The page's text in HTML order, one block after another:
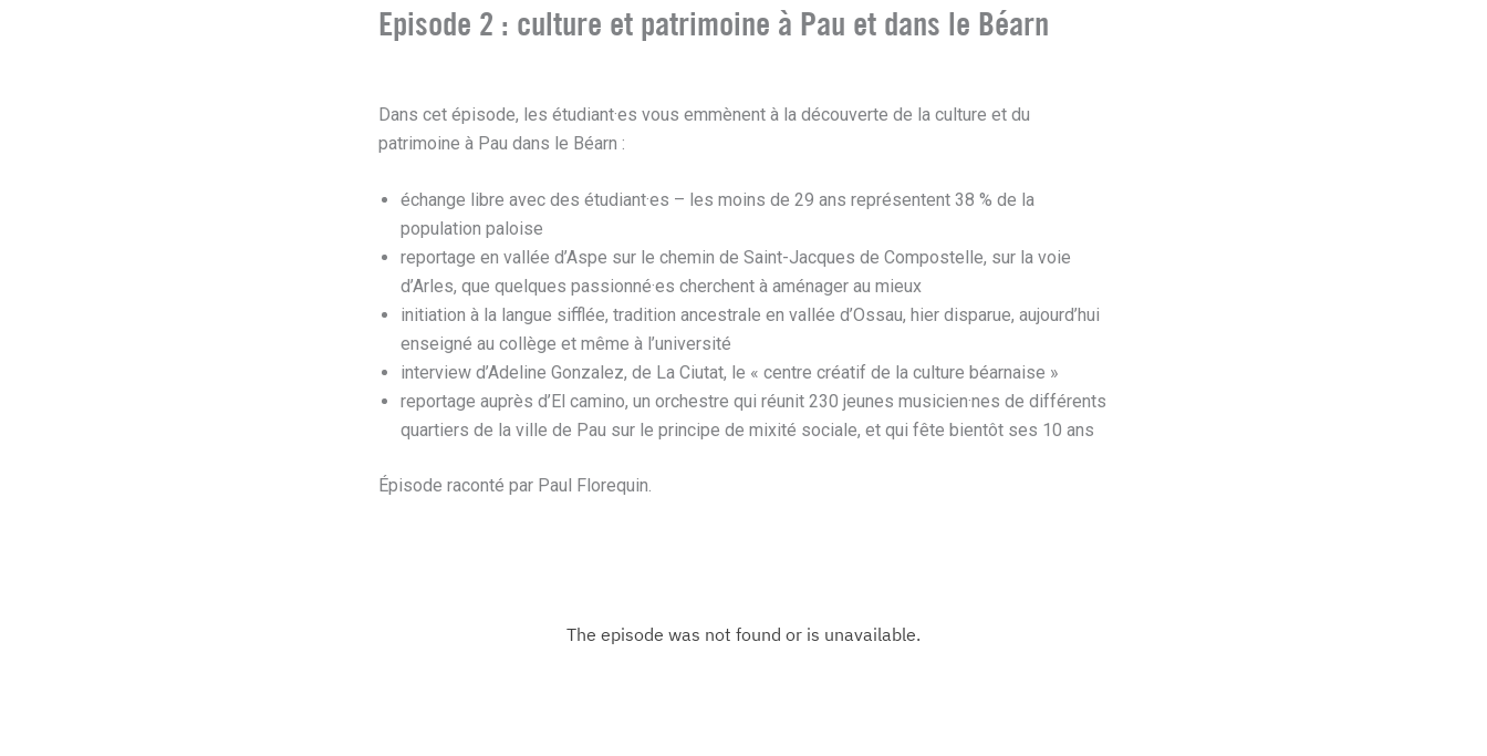
Episode 2 : culture et patrimoine à Pau et dans le Béarn
Dans cet épisode, les étudiant·es vous emmènent à la découverte de la culture et du
patrimoine à Pau dans le Béarn :
échange libre avec des étudiant·es – les moins de 29 ans représentent 38 % de la
population paloise
reportage en vallée d’Aspe sur le chemin de Saint-Jacques de Compostelle, sur la voie
d’Arles, que quelques passionné·es cherchent à aménager au mieux
initiation à la langue sifflée, tradition ancestrale en vallée d’Ossau, hier disparue, aujourd’hui
enseigné au collège et même à l’université
interview d’Adeline Gonzalez, de La Ciutat, le « centre créatif de la culture béarnaise »
reportage auprès d’El camino, un orchestre qui réunit 230 jeunes musicien·nes de différents
quartiers de la ville de Pau sur le principe de mixité sociale, et qui fête bientôt ses 10 ans
Épisode raconté par Paul Florequin.